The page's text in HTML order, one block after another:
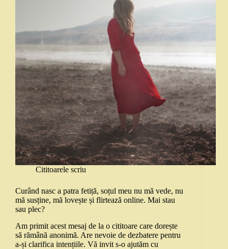
Cititoarele scriu
Curând nasc a patra fetiță, soțul meu nu mă vede, nu
mă susține, mă lovește și flirtează online. Mai stau
sau plec?
Am primit acest mesaj de la o cititoare care dorește
să rămână anonimă. Are nevoie de dezbatere pentru
a-și clarifica intențiile. Vă invit s-o ajutăm cu